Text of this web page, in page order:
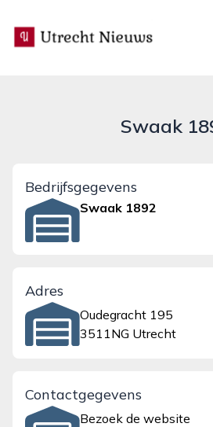
utrecht-nieuws.nl
Swaak
Bedrijfsgegevens
Swaak 1892
Adres
Oudegracht 195
3511NG Utrecht
Contactgegevens
Bezoek de website